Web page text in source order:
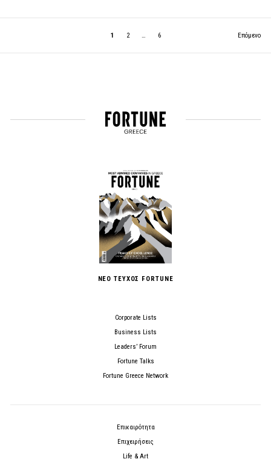
1 2 … 6 Επόμενο
ΝΕΟ ΤΕΥΧΟΣ FORTUNE
Corporate Lists
Business Lists
Leaders’ Forum
Fortune Talks
Fortune Greece Network
Επικαιρότητα
Επιχειρήσεις
Life & Art